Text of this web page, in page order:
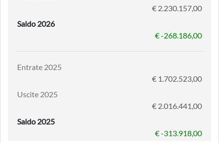
€ 2.230.157,00
Saldo 2026
€ -268.186,00
Entrate 2025
€ 1.702.523,00
Uscite 2025
€ 2.016.441,00
Saldo 2025
€ -313.918,00